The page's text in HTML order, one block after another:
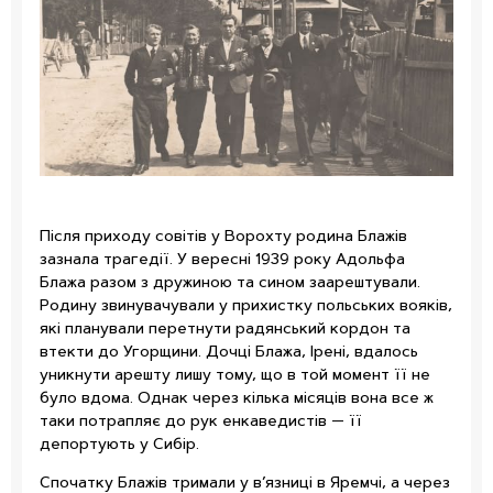
Після приходу совітів у Ворохту родина Блажів
зазнала трагедії. У вересні 1939 року Адольфа
Блажа разом з дружиною та сином заарештували.
Родину звинувачували у прихистку польських вояків,
які планували перетнути радянський кордон та
втекти до Угорщини. Дочці Блажа, Ірені, вдалось
уникнути арешту лишу тому, що в той момент її не
було вдома. Однак через кілька місяців вона все ж
таки потрапляє до рук енкаведистів — її
депортують у Сибір.
Спочатку Блажів тримали у в’язниці в Яремчі, а через